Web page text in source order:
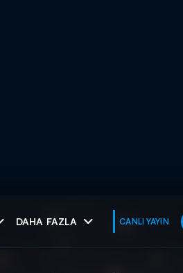
DAHA FAZLA CANLI YAYIN
muhteşem ikili